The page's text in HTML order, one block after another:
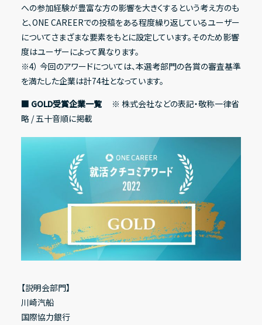
への参加経験が豊富な方の影響を大きくするという考え方のも
と、ONE CAREERでの投稿をある程度繰り返しているユーザー
についてさまざまな要素をもとに設定しています。そのため影響
度はユーザーによって異なります。
※4） 今回のアワードについては、本選考部門の各賞の審査基準
を満たした企業は計74社となっています。
■ GOLD受賞企業一覧※ 株式会社などの表記・敬称一律省
略 / 五十音順に掲載
【説明会部門】
川崎汽船
国際協力銀行